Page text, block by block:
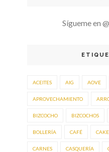
Sígueme en
ACEITES AIG AOVE
APROVECHAMIENTO
BIZCOCHO BIZCOCHOS
BOLLERÍA CAFÉ
CARNES CASQUERÍA